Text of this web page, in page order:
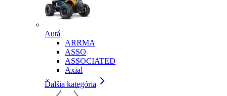
Autá
ARRMA
ASSO
ASSOCIATED
Axial
Ďalšia kategória